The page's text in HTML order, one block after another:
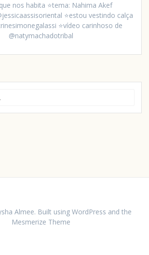
nos habita ⭐tema: Nahima Akef
⭐estou vestindo calça
⭐vídeo carinhoso de
@natymachadotribal
Almee. Built using WordPress and the
Mesmerize Theme